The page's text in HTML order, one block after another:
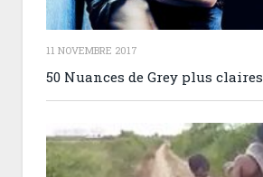
11 NOVEMBRE 2017
50 Nuances de Grey plus claires